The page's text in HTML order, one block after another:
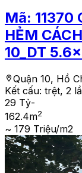
Mã: 11370
HẺM
10_DT
Quận 10, Hồ
Kết cấu: trệt, 2
29 Tỷ-
162.4m2
~ 179 Triệu/m2